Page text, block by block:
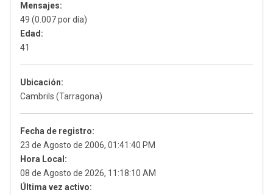
Mensajes:
49 (0.007 por día)
Edad:
41
Ubicación:
Cambrils (Tarragona)
Fecha de registro:
23 de Agosto de 2006, 01:41:40 PM
Hora Local:
08 de Agosto de 2026, 11:18:10 AM
Última vez activo: